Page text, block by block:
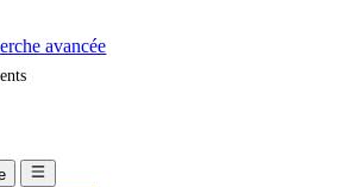
avancée